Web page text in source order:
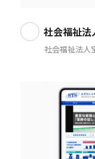
社会福祉法
社会福祉法人